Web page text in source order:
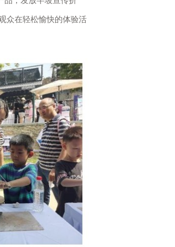
众在轻松愉快的体验活